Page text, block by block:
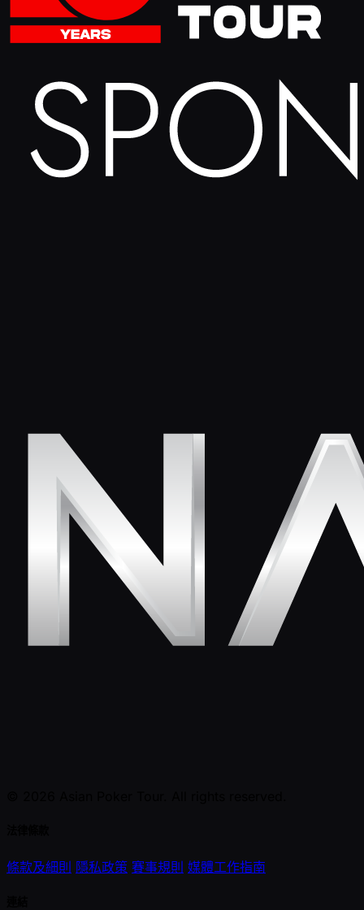
條款及細則 隱私政策 賽事規則 媒體工作指南